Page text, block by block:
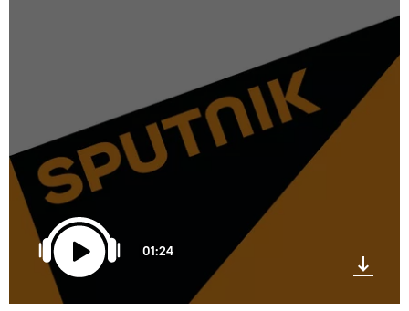
01:24